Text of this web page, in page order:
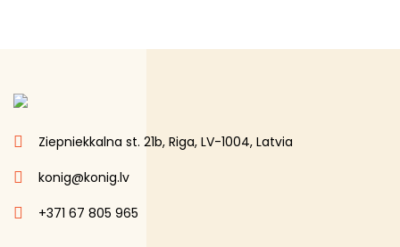
Ziepniekkalna st. 21b, Riga, LV-1004, Latvia
konig@konig.lv
+371 67 805 965